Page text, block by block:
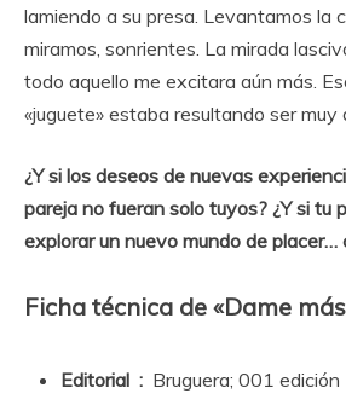
lamiendo a su presa. Levantamos la
miramos, sonrientes. La mirada
todo aquello me excitara aún más.
«juguete» estaba resultando ser muy
¿Y si los deseos de nuevas
pareja no fueran solo tuyos? ¿Y si tu
explorar un nuevo mundo de placer…
Ficha técnica de «Dame
Editorial ‏ : ‎ Bruguera; 001